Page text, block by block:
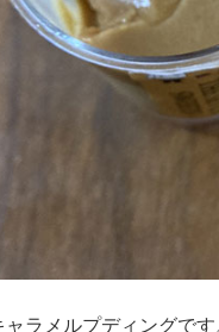
ラメルプディングです